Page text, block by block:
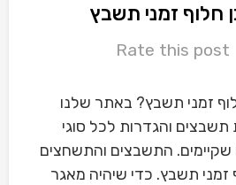
חלוף זמני תשבץ
Rate this post
זמני תשבץ? באתר שלנו
תשבצים והגדרות לכל סוגי
התשבצים והתשחצים
זמני תשבץ. כדי שיהיה מאגר